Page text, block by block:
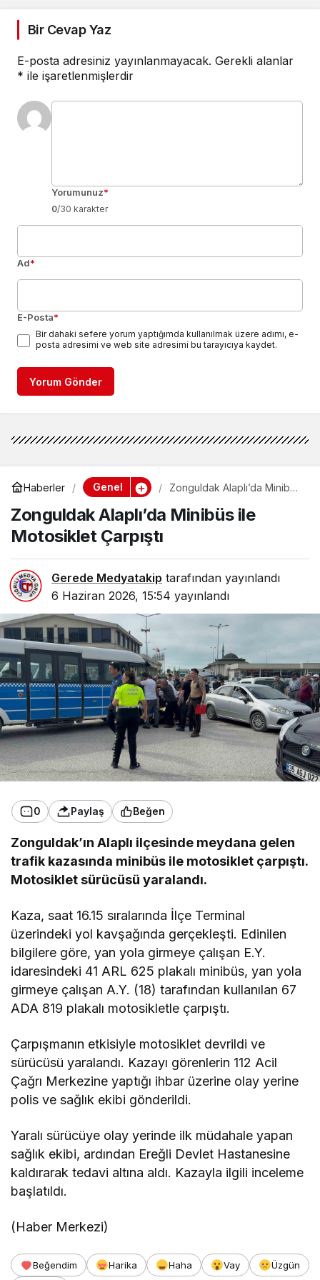
Bir Cevap Yaz
E-posta adresiniz yayınlanmayacak. Gerekli alanlar
* ile işaretlenmişlerdir
Yorumunuz*
0/30 karakter
Ad*
E-Posta*
Bir dahaki sefere yorum yaptığımda kullanılmak üzere adımı, e-
posta adresimi ve web site adresimi bu tarayıcıya kaydet.
Yorum Gönder
Haberler Genel
Zonguldak Alaplı’da Minibüs
Zonguldak Alaplı’da Minibüs ile
Motosiklet Çarpıştı
Gerede Medyatakip tarafından yayınlandı
6 Haziran 2026, 15:54 yayınlandı
0 Paylaş Beğen
Zonguldak’ın Alaplı ilçesinde meydana gelen
trafik kazasında minibüs ile motosiklet çarpıştı.
Motosiklet sürücüsü yaralandı.
Kaza, saat 16.15 sıralarında İlçe Terminal
üzerindeki yol kavşağında gerçekleşti. Edinilen
bilgilere göre, yan yola girmeye çalışan E.Y.
idaresindeki 41 ARL 625 plakalı minibüs, yan yola
girmeye çalışan A.Y. (18) tarafından kullanılan 67
ADA 819 plakalı motosikletle çarpıştı.
Çarpışmanın etkisiyle motosiklet devrildi ve
sürücüsü yaralandı. Kazayı görenlerin 112 Acil
Çağrı Merkezine yaptığı ihbar üzerine olay yerine
polis ve sağlık ekibi gönderildi.
Yaralı sürücüye olay yerinde ilk müdahale yapan
sağlık ekibi, ardından Ereğli Devlet Hastanesine
kaldırarak tedavi altına aldı. Kazayla ilgili inceleme
başlatıldı.
(Haber Merkezi)
Beğendim Harika Haha Vay
Üzgün